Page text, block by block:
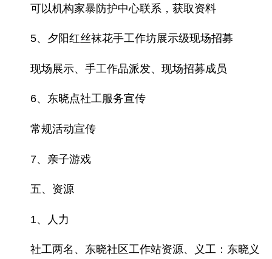
可以机构家暴防护中心联系，获取资料
5、夕阳红丝袜花手工作坊展示级现场招募
现场展示、手工作品派发、现场招募成员
6、东晓点社工服务宣传
常规活动宣传
7、亲子游戏
五、资源
1、人力
社工两名、东晓社区工作站资源、义工：东晓义